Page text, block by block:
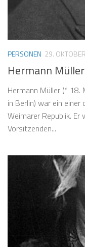
PERSONEN 29.
Hermann Müller
Hermann Müller (*
in Berlin) war ein einer
Weimarer Republik.
Vorsitzenden...